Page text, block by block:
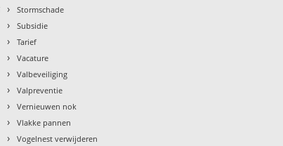
› Stormschade
› Subsidie
› Tarief
› Vacature
› Valbeveiliging
› Valpreventie
› Vernieuwen nok
› Vlakke pannen
› Vogelnest verwijderen